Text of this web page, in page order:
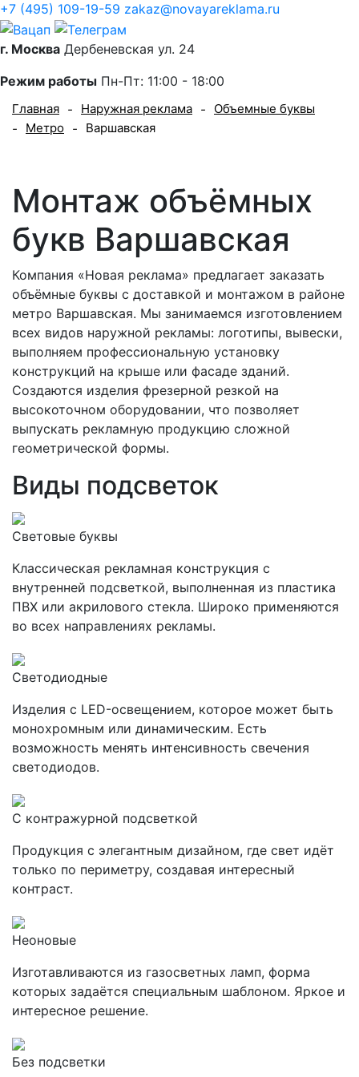
+7 (495) 109-19-59 zakaz@novayareklama.ru
г. Москва Дербеневская ул. 24
Режим работы Пн-Пт: 11:00 - 18:00
Главная - Наружная реклама -
Объемные буквы
-
Метро - Варшавская
Монтаж объёмных
букв Варшавская
Компания «Новая реклама» предлагает заказать
объёмные буквы с доставкой и монтажом в районе
метро Варшавская. Мы занимаемся изготовлением
всех видов наружной рекламы: логотипы, вывески,
выполняем профессиональную установку
конструкций на крыше или фасаде зданий.
Создаются изделия фрезерной резкой на
высокоточном оборудовании, что позволяет
выпускать рекламную продукцию сложной
геометрической формы.
Виды подсветок
Световые буквы
Классическая рекламная конструкция с
внутренней подсветкой, выполненная из пластика
ПВХ или акрилового стекла. Широко применяются
во всех направлениях рекламы.
Светодиодные
Изделия с LED-освещением, которое может быть
монохромным или динамическим. Есть
возможность менять интенсивность свечения
светодиодов.
С контражурной подсветкой
Продукция с элегантным дизайном, где свет идёт
только по периметру, создавая интересный
контраст.
Неоновые
Изготавливаются из газосветных ламп, форма
которых задаётся специальным шаблоном. Яркое и
интересное решение.
Без подсветки